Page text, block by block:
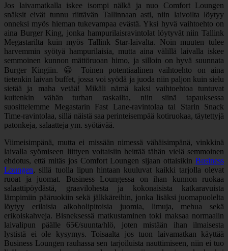
Jos laivamatkalla iskee isompi nälkä ja nuo Comfort Loungen
snäksit eivät tunnu riittävän Tallinnaan asti, niin laivoilta löytyy
onneksi myös hieman tukevampaa evästä. Yksi hyvä vaihtoehto on
aina Burger King, jonka hampurilaisravintolat löytyvät niin Tallink
Megastarilta kuin myös Tallink Star-laivalta. Noin muuten tulee
harvemmin syötyä hampurilaisia, mutta aina välillä laivalla iskee
semmoinen kunnon mättöruoan himo, ja silloin on hyvä suunnata
Burger Kingiin. 😀 Toinen potentiaalinen vaihtoehto on aina
tietenkin laivan buffet, jossa voi syödä ja juoda niin paljon kuin sielu
sietää ja maha vetää! Mikäli nämä kaksi vaihtoehtoa tuntuvat
kuitenkin vähän turhan raskailta, niin siinä tapauksessa
suosittelemme Megastarin Fast Lane-ravintolaa tai Starin Snack
Time-ravintolaa, sillä näistä saa perinteisempää kotiruokaa, täytettyjä
patonkeja, salaatteja ym. syötävää.
Viimeisimpänä, mutta ei missään nimessä vähäisimpänä, vinkkinä
laivalla syömiseen liittyen voitaisiin heittää tähän vielä semmoinen
ehdotus, että mitäs jos Comfort Loungen sijaan ottaisikin Business
Loungen, sillä tuolla lipun hintaan kuuluvat kaikki tarjolla olevat
ruoat ja juomat. Business Loungessa on ihan kunnon ruokaa
salaattipöydästä, graavilohesta ja kokonaisista katkaravuista
lämpimiin pääruokiin sekä jälkkäreihin, jonka lisäksi juomapuolelta
löytyy erilaisia alkoholipitoisia juomia, limuja, mehua sekä
erikoiskahveja. Bisneksessä matkustaminen toki maksaa normaalin
laivalipun päälle 65€/suunta/hlö, joten mistään ihan ilmaisesta
lystistä ei ole kysymys. Toisaalta jos tuon laivamatkan käyttää
Business Loungen rauhassa sen tarjoiluista nauttimiseen, niin ei tuo